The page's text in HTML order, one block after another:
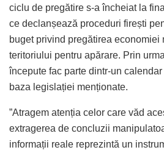
ciclu de pregătire s-a încheiat la
ce declanșează proceduri firești
buget privind pregătirea economiei
teritoriului pentru apărare. Prin
începute fac parte dintr-un
baza legislației menționate.
”Atragem atenția celor care văd
extragerea de concluzii
informații reale reprezintă un